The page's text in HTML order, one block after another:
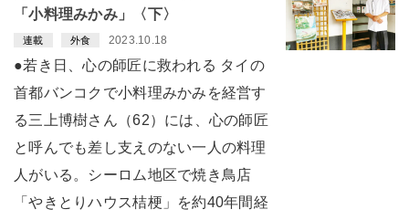
「小料理みかみ」〈下〉
連載 外食 2023.10.18
●若き日、心の師匠に救われる タイの
首都バンコクで小料理みかみを経営す
る三上博樹さん（62）には、心の師匠
と呼んでも差し支えのない一人の料理
人がいる。シーロム地区で焼き鳥店
「やきとりハウス桔梗」を約40年間経